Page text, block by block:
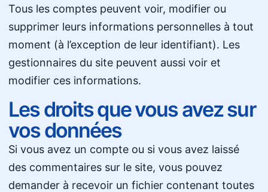
Tous les comptes peuvent voir, modifier ou
supprimer leurs informations personnelles à tout
moment (à l’exception de leur identifiant). Les
gestionnaires du site peuvent aussi voir et
modifier ces informations.
Les droits que vous avez sur
vos données
Si vous avez un compte ou si vous avez laissé
des commentaires sur le site, vous pouvez
demander à recevoir un fichier contenant toutes